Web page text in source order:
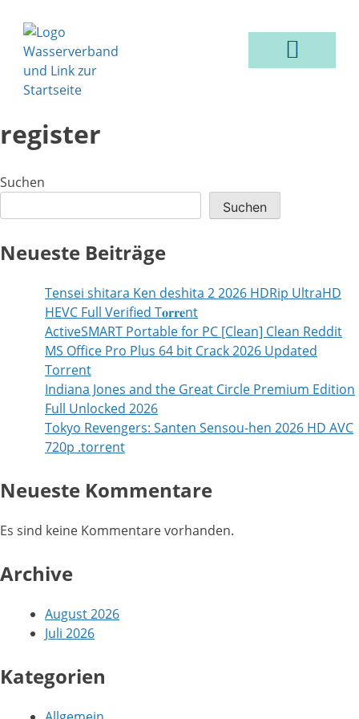
register
Suchen
Suchen
Neueste Beiträge
Tensei shitara Ken deshita 2 2026 HDRip UltraHD
HEVC Full Verified T𝐨𝐫𝐫𝐞nt
ActiveSMART Portable for PC [Clean] Clean Reddit
MS Office Pro Plus 64 bit Crack 2026 Updated
Tоrrеnt
Indiana Jones and the Great Circle Premium Edition
Full Unlocked 2026
Tokyo Revengers: Santen Sensou-hen 2026 HD AVC
720p .torrent
Neueste Kommentare
Es sind keine Kommentare vorhanden.
Archive
August 2026
Juli 2026
Kategorien